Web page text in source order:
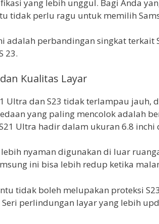
yang lebih unggul. Bagi Anda
tidak perlu ragu untuk memilih
adalah perbandingan singkat terkait
23.
Kualitas Layar
Ultra dan S23 tidak terlampau jauh,
yang paling mencolok adalah
Ultra hadir dalam ukuran 6.8 inchi
lebih nyaman digunakan di luar
ini bisa lebih redup ketika
tidak boleh melupakan proteksi
Seri perlindungan layar yang lebih